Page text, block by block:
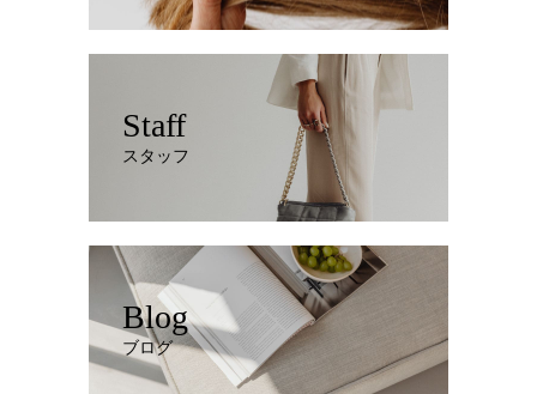
Staff
スタッフ
Blog
ブログ